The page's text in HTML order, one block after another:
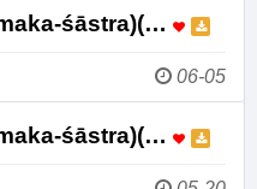
śāstra)(…
06-05
śāstra)(…